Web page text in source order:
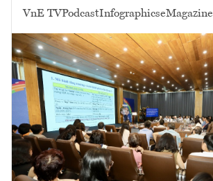
VnE TVPodcastInfographicseMagazine